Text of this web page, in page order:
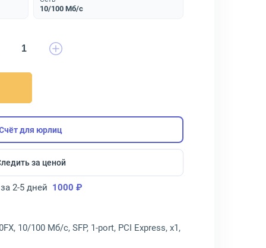
10/100 Мб/с
для юрлиц
за ценой
2-5 дней 1000 ₽
10/100 Мб/с, SFP, 1-port, PCI Express, x1,